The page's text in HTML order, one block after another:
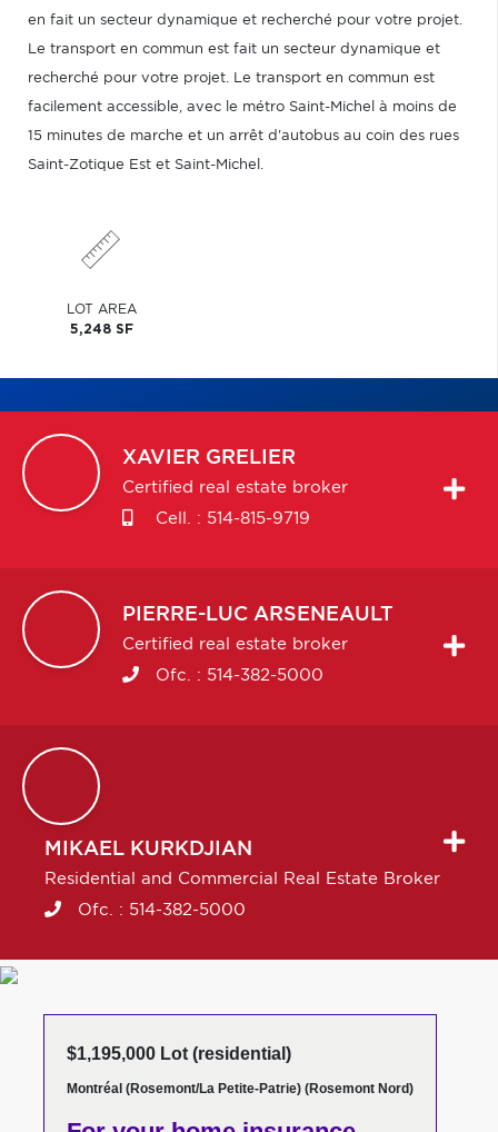
en fait un secteur dynamique et recherché pour votre projet.
Le transport en commun est fait un secteur dynamique et
recherché pour votre projet. Le transport en commun est
facilement accessible, avec le métro Saint-Michel à moins de
15 minutes de marche et un arrêt d'autobus au coin des rues
Saint-Zotique Est et Saint-Michel.
LOT AREA
5,248 SF
XAVIER GRELIER
Certified real estate broker
Cell. : 514-815-9719
PIERRE-LUC ARSENEAULT
Certified real estate broker
Ofc. : 514-382-5000
MIKAEL KURKDJIAN
Residential and Commercial Real Estate Broker
Ofc. : 514-382-5000
$1,195,000 Lot (residential)
Montréal (Rosemont/La Petite-Patrie) (Rosemont Nord)